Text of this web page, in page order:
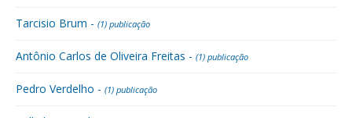
Tarcisio Brum - (1) publicação
Antônio Carlos de Oliveira Freitas - (1) publicação
Pedro Verdelho - (1) publicação